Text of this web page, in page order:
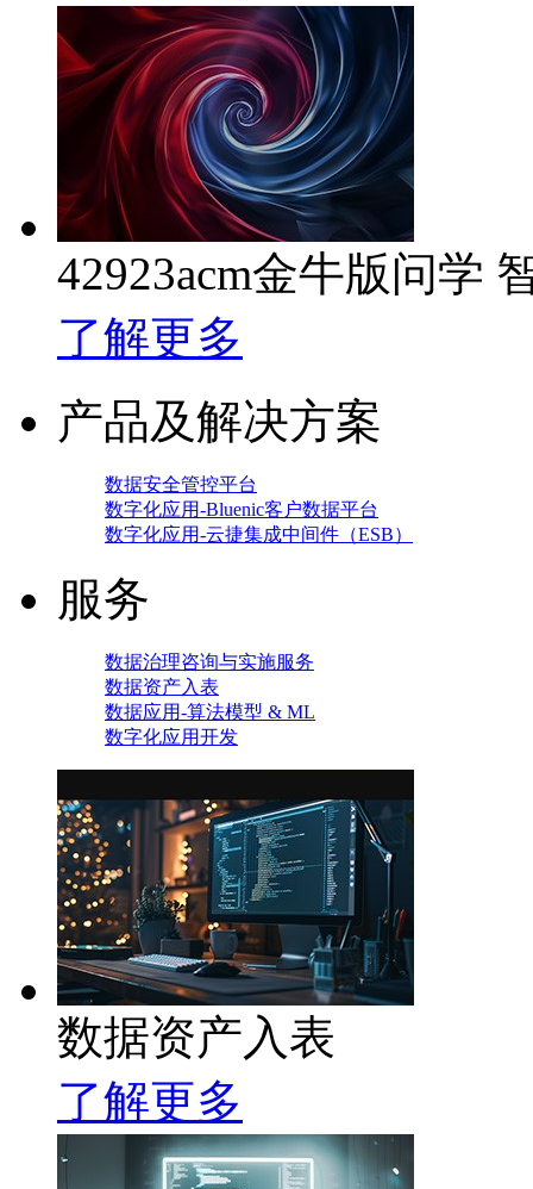
42923acm金牛版问学
了解更多
产品及解决方案
数据安全管控平台
数字化应用-Bluenic客户数据平台
数字化应用-云捷集成中间件（ESB）
服务
数据治理咨询与实施服务
数据资产入表
数据应用-算法模型 & ML
数字化应用开发
数据资产入表
了解更多